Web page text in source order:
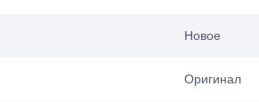
Новое
Оригинал